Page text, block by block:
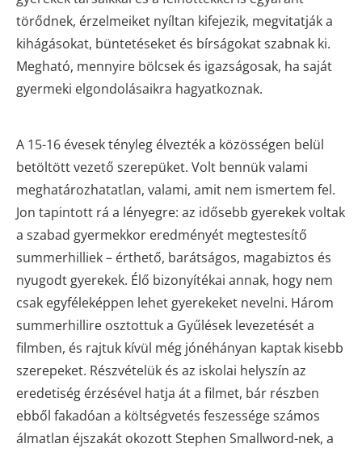
törődnek, érzelmeiket nyíltan kifejezik, megvitatják a
kihágásokat, büntetéseket és bírságokat szabnak ki.
Megható, mennyire bölcsek és igazságosak, ha saját
gyermeki elgondolásaikra hagyatkoznak.
A 15-16 évesek tényleg élvezték a közösségen belül
betöltött vezető szerepüket. Volt bennük valami
meghatározhatatlan, valami, amit nem ismertem fel.
Jon tapintott rá a lényegre: az idősebb gyerekek voltak
a szabad gyermekkor eredményét megtestesítő
summerhilliek – érthető, barátságos, magabiztos és
nyugodt gyerekek. Élő bizonyítékai annak, hogy nem
csak egyféleképpen lehet gyerekeket nevelni. Három
summerhillire osztottuk a Gyűlések levezetését a
filmben, és rajtuk kívül még jónéhányan kaptak kisebb
szerepeket. Részvételük és az iskolai helyszín az
eredetiség érzésével hatja át a filmet, bár részben
ebből fakadóan a költségvetés feszessége számos
álmatlan éjszakát okozott Stephen Smallword-nek, a